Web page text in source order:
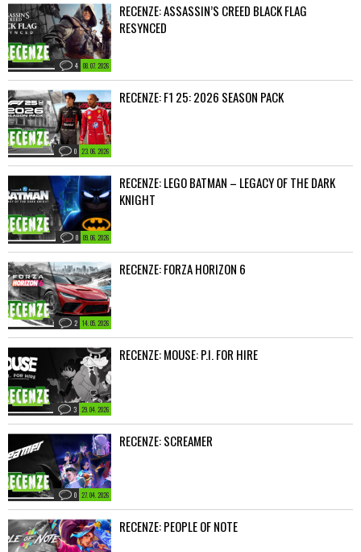
08. 07. 2026
4
RECENZE: ASSASSIN’S CREED BLACK FLAG
RESYNCED
23. 06. 2026
0
RECENZE: F1 25: 2026 SEASON PACK
09. 06. 2026
0
RECENZE: LEGO BATMAN – LEGACY OF THE DARK
KNIGHT
14. 05. 2026
2
RECENZE: FORZA HORIZON 6
29. 04. 2026
3
RECENZE: MOUSE: P.I. FOR HIRE
27. 04. 2026
0
RECENZE: SCREAMER
RECENZE: PEOPLE OF NOTE